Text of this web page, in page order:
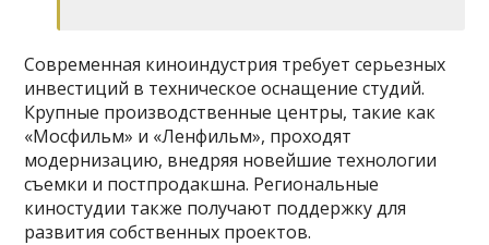
Современная киноиндустрия требует серьезных
инвестиций в техническое оснащение студий.
Крупные производственные центры, такие как
«Мосфильм» и «Ленфильм», проходят
модернизацию, внедряя новейшие технологии
съемки и постпродакшна. Региональные
киностудии также получают поддержку для
развития собственных проектов.